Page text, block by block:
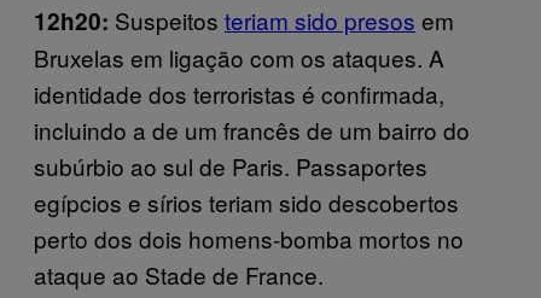
12h20: Suspeitos teriam sido presos em
Bruxelas em ligação com os ataques. A
identidade dos terroristas é confirmada,
incluindo a de um francês de um bairro do
subúrbio ao sul de Paris. Passaportes
egípcios e sírios teriam sido descobertos
perto dos dois homens-bomba mortos no
ataque ao Stade de France.